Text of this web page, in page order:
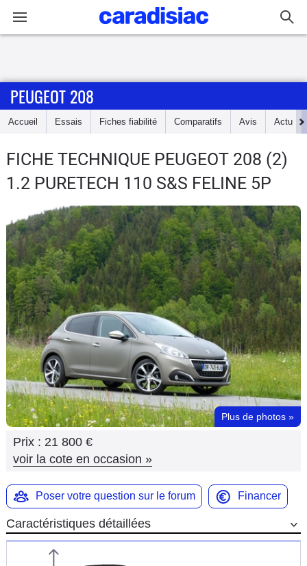
Accueil
Essais
d'achat
Electriques
Utilitaires
Flottes
Auto
Services
Forum
Moto
Marques
PEUGEOT 208
Accueil Essais Fiches fiabilité Comparatifs Avis Actu
FICHE TECHNIQUE PEUGEOT 208 (2)
1.2 PURETECH 110 S&S FELINE 5P
Plus de photos »
Prix : 21 800 €
voir la cote en occasion »
Poser votre question sur le forum Financer
Caractéristiques détaillées